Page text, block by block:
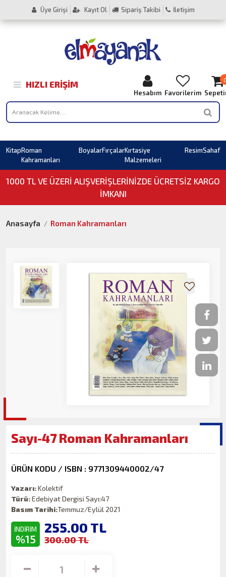
Üye Girişi Kayıt Ol Sipariş Takibi İletişim
HIZLI ERIŞIM
Hesabım Favorilerim
KitapRoman
Kahramanları
BoyalarFırçalarKırtasiye
Malzemeleri
ResimSahaf
1000 TL VE ÜZERI ALIŞVERIŞLERINIZDE ÜCRETSİZ KARGO
İMKANI
Anasayfa Roman Kahramanları
Sayı-47 Roman Kahramanları
ÜRÜN KODU / ISBN : 9771309440002/47
Yazarı:Kolektif
Türü:Edebiyat Dergisi Sayı:47
Basım Tarihi:Temmuz/Eylül 2021
İNDİRİM
%15
255.00 TL
300.00 TL